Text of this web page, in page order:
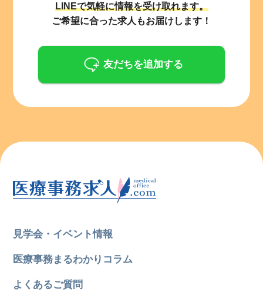
LINEで気軽に情報を受け取れます。
ご希望に合った求人もお届けします！
友だちを追加する
見学会・イベント情報
医療事務まるわかりコラム
よくあるご質問